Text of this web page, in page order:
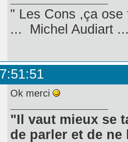
" Les Cons ,ça
... Michel Audiart
Ok merci
"Il vaut mieux se
de parler et de